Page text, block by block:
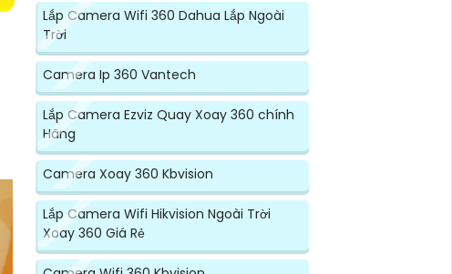
Lắp Camera Wifi 360 Dahua Lắp Ngoài
Trời
Camera Ip 360 Vantech
Lắp Camera Ezviz Quay Xoay 360 chính
Hãng
Camera Xoay 360 Kbvision
Lắp Camera Wifi Hikvision Ngoài Trời
Xoay 360 Giá Rẻ